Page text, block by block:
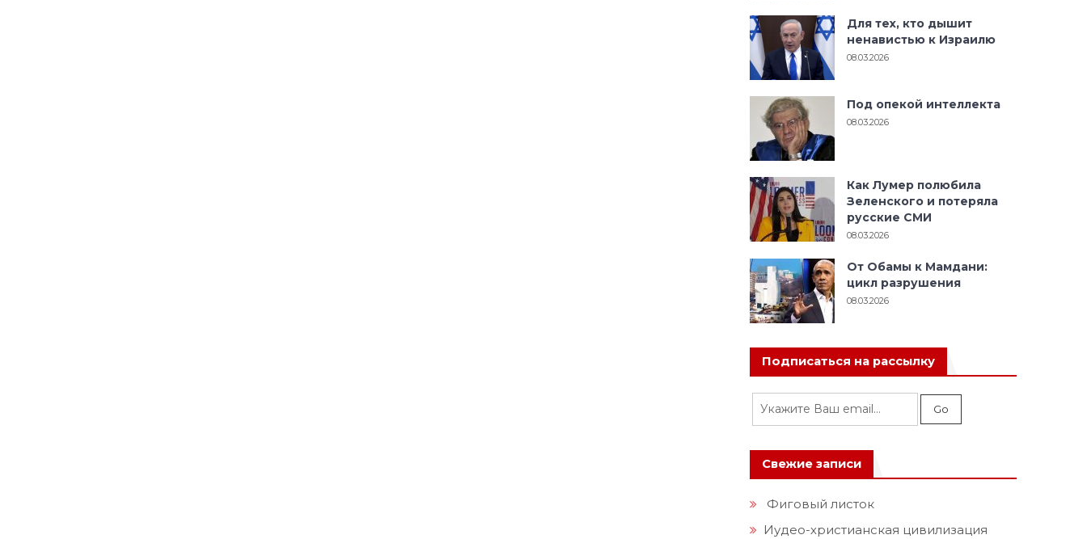
Для тех, кто дышит
ненавистью к Израилю
08.03.2026
Под опекой интеллекта
08.03.2026
Как Лумер полюбила
Зеленского и потеряла
русские СМИ
08.03.2026
От Обамы к Мамдани:
цикл разрушения
08.03.2026
Подписаться на рассылку
Свежие записи
Фиговый листок
Иудео-христианская цивилизация